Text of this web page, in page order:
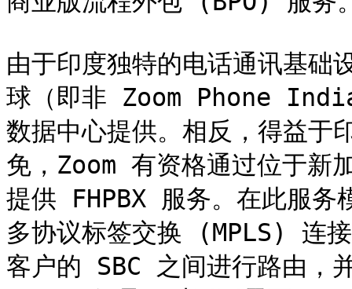
由于印度独特的电话通讯基
球（即非 Zoom Phone India
数据中心提供。相反，得益于
免，Zoom 有资格通过位于新
提供 FHPBX 服务。在此服务
多协议标签交换 (MPLS) 连
客户的 SBC 之间进行路由，